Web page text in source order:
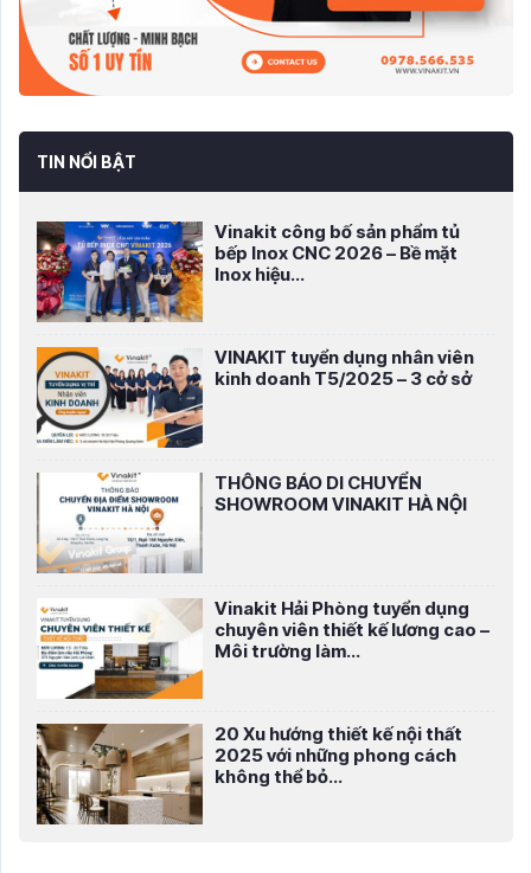
TIN NỔI BẬT
Vinakit công bố sản phẩm tủ
bếp Inox CNC 2026 – Bề mặt
Inox hiệu...
VINAKIT tuyển dụng nhân viên
kinh doanh T5/2025 – 3 cở sở
THÔNG BÁO DI CHUYỂN
SHOWROOM VINAKIT HÀ NỘI
Vinakit Hải Phòng tuyển dụng
chuyên viên thiết kế lương cao –
Môi trường làm...
20 Xu hướng thiết kế nội thất
2025 với những phong cách
không thể bỏ...